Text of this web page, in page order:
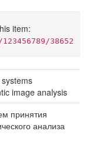
item:
38652
image analysis
принятия
анализа